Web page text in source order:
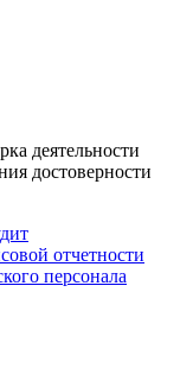
деятельности
достоверности
отчетности
персонала